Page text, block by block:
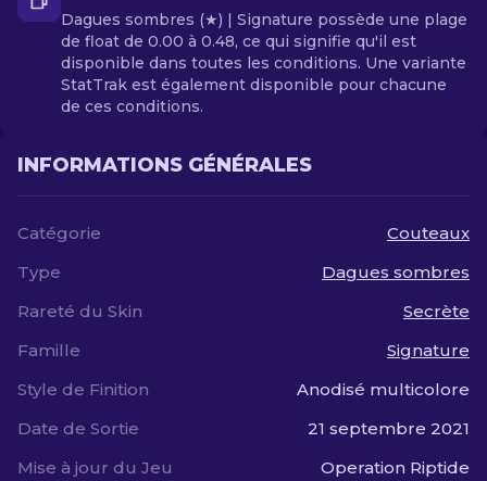
Dagues sombres (★) | Signature possède une plage
de float de 0.00 à 0.48, ce qui signifie qu'il est
disponible dans toutes les conditions. Une variante
StatTrak est également disponible pour chacune
de ces conditions.
INFORMATIONS GÉNÉRALES
Catégorie
Couteaux
Type
Dagues sombres
Rareté du Skin
Secrète
Famille
Signature
Style de Finition
Anodisé multicolore
Date de Sortie
21 septembre 2021
Mise à jour du Jeu
Operation Riptide